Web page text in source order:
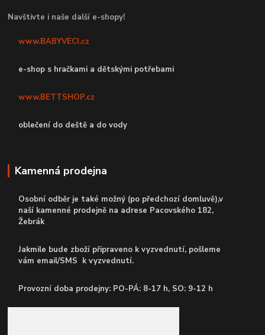
Navštivte i naše další e-shopy!
www.BABYVECI.cz
e-shop s hračkami a dětskými potřebami
www.BETTSHOP.cz
oblečení do deště a do vody
Kamenná prodejna
Osobní odběr je také možný (po předchozí domluvě),v
naší kamenné prodejně na adrese Pacovského 182,
Žebrák
Jakmile bude zboží připraveno k vyzvednutí, pošleme
vám email/SMS k vyzvednutí.
Provozní doba prodejny: PO-PÁ: 8-17 h, SO: 9-12 h